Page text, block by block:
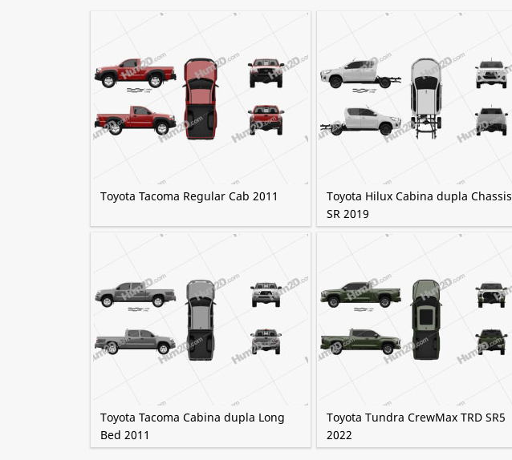
Toyota Tacoma Regular Cab 2011
Toyota Hilux Cabina dupla Chassis
SR 2019
Toyota Tacoma Cabina dupla Long
Bed 2011
Toyota Tundra CrewMax TRD SR5
2022